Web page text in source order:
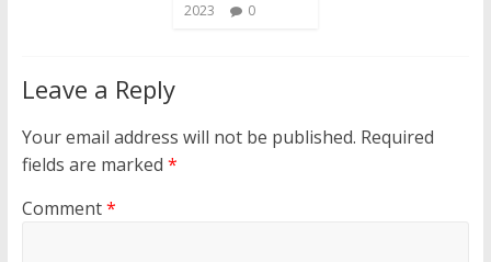
2023
0
Leave a Reply
Your email address will not be published. Required
fields are marked *
Comment*